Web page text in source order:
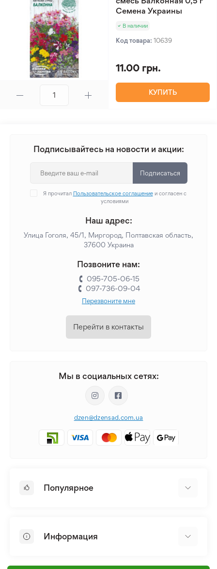
Семена Украины
В наличии
Код товара: 10639
11.00 грн.
КУПИТЬ
Подписывайтесь на новости и акции:
Подписаться
Я прочитал Пользовательское соглашениеи согласен с
условиями
Наш адрес:
Улица Гоголя, 45/1, Миргород, Полтавская область,
37600 Украина
Позвоните нам:
095-705-06-15
097-736-09-04
Перезвоните мне
Перейти в контакты
Мы в социальных сетях:
dzen@dzensad.com.ua
Популярное
Лилия
Информация